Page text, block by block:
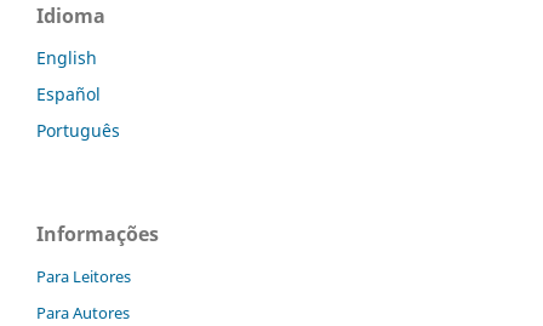
Idioma
English
Español
Português
Informações
Para Leitores
Para Autores